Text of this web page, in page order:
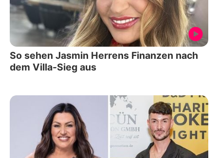
So sehen Jasmin Herrens Finanzen nach
dem Villa-Sieg aus